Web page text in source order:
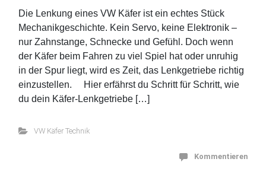
Die Lenkung eines VW Käfer ist ein echtes Stück
Mechanikgeschichte. Kein Servo, keine Elektronik –
nur Zahnstange, Schnecke und Gefühl. Doch wenn
der Käfer beim Fahren zu viel Spiel hat oder unruhig
in der Spur liegt, wird es Zeit, das Lenkgetriebe richtig
einzustellen. Hier erfährst du Schritt für Schritt, wie
du dein Käfer-Lenkgetriebe […]
VW Käfer Technik
Kommentieren